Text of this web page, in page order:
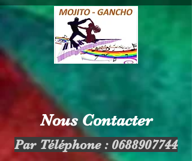
Nous Contacter
Par Téléphone : 0688907744